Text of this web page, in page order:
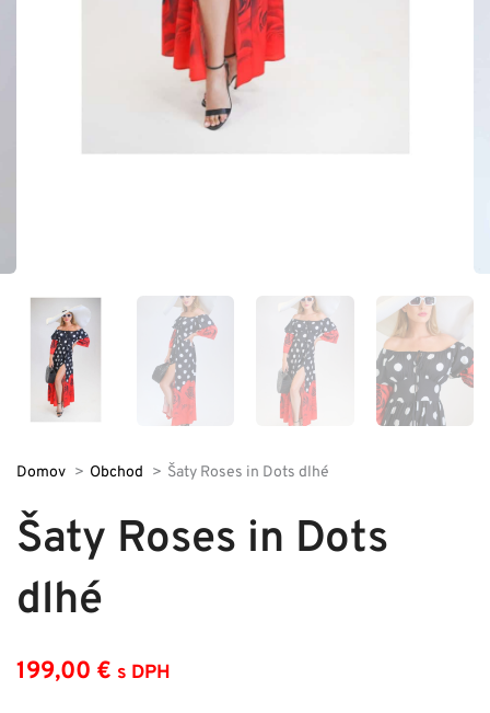
Domov Obchod Šaty Roses in Dots dlhé
Šaty Roses in Dots
dlhé
199,00 € s DPH